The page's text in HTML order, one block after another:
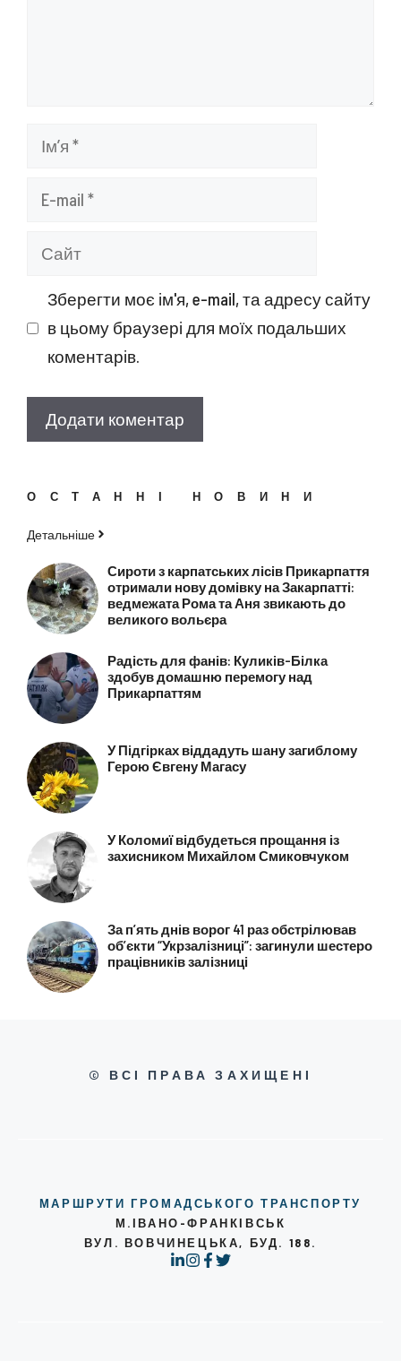
Ім’я
Сайт
Зберегти моє ім'я, e-mail, та адресу сайту
в цьому браузері для моїх подальших
коментарів.
ОСТАННІ НОВИНИ
Детальніше
Сироти з карпатських лісів Прикарпаття
отримали нову домівку на Закарпатті:
ведмежата Рома та Аня звикають до
великого вольєра
Радість для фанів: Куликів-Білка
здобув домашню перемогу над
Прикарпаттям
У Підгірках віддадуть шану загиблому
Герою Євгену Магасу
У Коломиї відбудеться прощання із
захисником Михайлом Смиковчуком
За п’ять днів ворог 41 раз обстрілював
об’єкти “Укрзалізниці”: загинули шестеро
працівників залізниці
© ВСІ ПРАВА ЗАХИЩЕНІ
МАРШРУТИ ГРОМАДСЬКОГО ТРАНСПОРТУ
М.ІВАНО-ФРАНКІВСЬК
ВУЛ. ВОВЧИНЕЦЬКА, БУД. 188.